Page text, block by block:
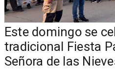
Este domingo se
tradicional Fiesta
Señora de las